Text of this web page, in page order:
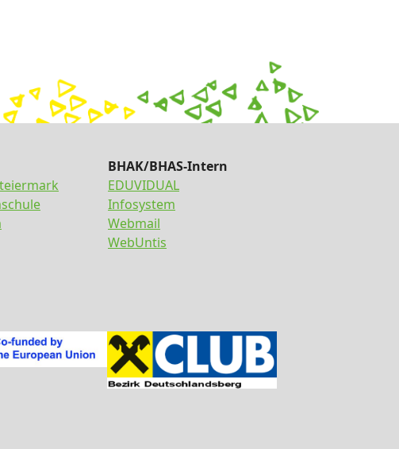
BHAK/BHAS-Intern
EDUVIDUAL
Infosystem
Webmail
WebUntis